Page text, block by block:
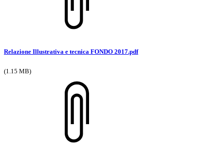
Relazione Illustrativa e tecnica FONDO 2017.pdf
(1.15 MB)